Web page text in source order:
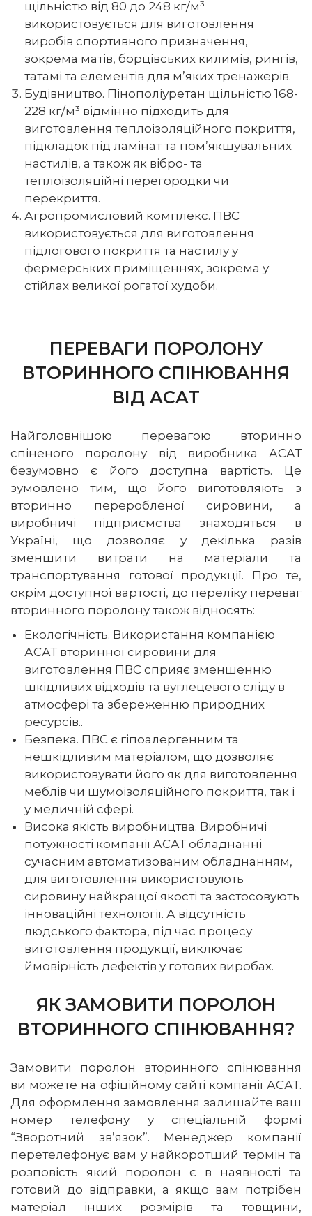
щільністю від 80 до 248 кг/м³
використовується для виготовлення
виробів спортивного призначення,
зокрема матів, борцівських килимів, рингів,
татамі та елементів для м’яких тренажерів.
Будівництво. Пінополіуретан щільністю 168-
228 кг/м³ відмінно підходить для
виготовлення теплоізоляційного покриття,
підкладок під ламінат та пом’якшувальних
настилів, а також як вібро- та
теплоізоляційні перегородки чи
перекриття.
Агропромисловий комплекс. ПВС
використовується для виготовлення
підлогового покриття та настилу у
фермерських приміщеннях, зокрема у
стійлах великої рогатої худоби.
ПЕРЕВАГИ ПОРОЛОНУ
ВТОРИННОГО СПІНЮВАННЯ
ВІД ACAT
Найголовнішою перевагою вторинно
спіненого поролону від виробника АСАТ
безумовно є його доступна вартість. Це
зумовлено тим, що його виготовляють з
вторинно переробленої сировини, а
виробничі підприємства знаходяться в
Україні, що дозволяє у декілька разів
зменшити витрати на матеріали та
транспортування готової продукції. Про те,
окрім доступної вартості, до переліку переваг
вторинного поролону також відносять:
Екологічність. Використання компанією
АСАТ вторинної сировини для
виготовлення ПВС сприяє зменшенню
шкідливих відходів та вуглецевого сліду в
атмосфері та збереженню природних
ресурсів..
Безпека. ПВС є гіпоалергенним та
нешкідливим матеріалом, що дозволяє
використовувати його як для виготовлення
меблів чи шумоізоляційного покриття, так і
у медичній сфері.
Висока якість виробництва. Виробничі
потужності компанії АСАТ обладнанні
сучасним автоматизованим обладнанням,
для виготовлення використовують
сировину найкращої якості та застосовують
інноваційні технології. А відсутність
людського фактора, під час процесу
виготовлення продукції, виключає
ймовірність дефектів у готових виробах.
ЯК ЗАМОВИТИ ПОРОЛОН
ВТОРИННОГО СПІНЮВАННЯ?
Замовити поролон вторинного спінювання
ви можете на офіційному сайті компанії АСАТ.
Для оформлення замовлення залишайте ваш
номер телефону у спеціальній формі
“Зворотний зв’язок”. Менеджер компанії
перетелефонує вам у найкоротший термін та
розповість який поролон є в наявності та
готовий до відправки, а якщо вам потрібен
матеріал інших розмірів та товщини,